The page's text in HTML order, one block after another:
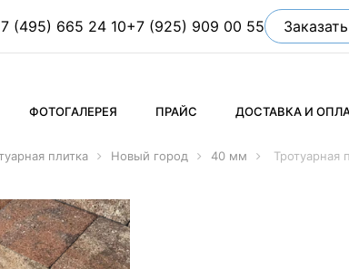
(495) 665 24 10+7 (925) 909 00 55
ФОТОГАЛЕРЕЯ ПРАЙС ДОСТАВКА И
плитка Новый город 40 мм